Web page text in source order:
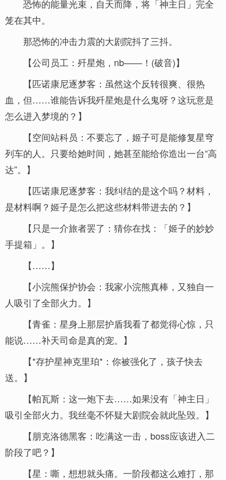
恐怖的能量光束，自天而降，将「神主日」完全
笼在其中。
那恐怖的冲击力震的大剧院抖了三抖。
【公司员工：歼星炮，nb——！(破音)】
【匹诺康尼逐梦客：虽然这个反转很爽、很热
血，但……谁能告诉我歼星炮是什么鬼呀？这玩意是
怎么进入梦境的？】
【空间站科员：不要忘了，姬子可是能修复星穹
列车的人。只要给她时间，她甚至能给你造出一台“高
达”。】
【匹诺康尼逐梦客：我纠结的是这个吗？材料，
是材料啊？姬子是怎么把这些材料带进去的？】
【只是一介旅者罢了：猜你在找：「姬子的妙妙
手提箱」。】
【……】
【小浣熊保护协会：我家小浣熊真棒，又独自一
人吸引了全部火力。】
【青雀：星身上那层护盾我看了都觉得心惊，只
能说……补天司命是真的宠。】
【*存护星神克里珀*：你被强化了，孩子快去
送。】
【帕瓦斯：这一炮下去……如果没有「神主日」
吸引全部火力。我丝毫不怀疑大剧院会就此坠毁。】
【朋克洛德黑客：吃满这一击，boss应该进入二
阶段了吧？】
【星：嘶，想想就头痛。一阶段都这么难打，那